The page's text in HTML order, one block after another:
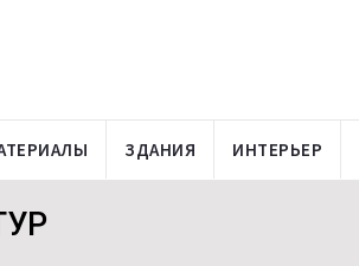
ЗДАНИЯ ИНТЕРЬЕР